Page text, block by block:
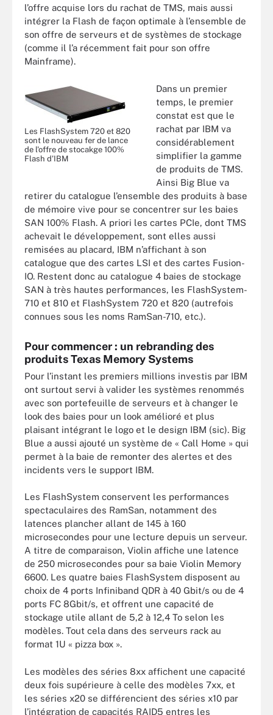
l’offre acquise lors du rachat de TMS, mais aussi
intégrer la Flash de façon optimale à l’ensemble de
son offre de serveurs et de systèmes de stockage
(comme il l’a récemment fait pour son offre
Mainframe).
Les FlashSystem 720 et 820
sont le nouveau fer de lance
de l'offre de stocakge 100%
Flash d'IBM
Dans un premier
temps, le premier
constat est que le
rachat par IBM va
considérablement
simplifier la gamme
de produits de TMS.
Ainsi Big Blue va
retirer du catalogue l’ensemble des produits à base
de mémoire vive pour se concentrer sur les baies
SAN 100% Flash. A priori les cartes PCIe, dont TMS
achevait le développement, sont elles aussi
remisées au placard, IBM n’affichant à son
catalogue que des cartes LSI et des cartes Fusion-
IO. Restent donc au catalogue 4 baies de stockage
SAN à très hautes performances, les FlashSystem-
710 et 810 et FlashSystem 720 et 820 (autrefois
connues sous les noms RamSan-710, etc.).
Pour commencer : un rebranding des
produits Texas Memory Systems
Pour l’instant les premiers millions investis par IBM
ont surtout servi à valider les systèmes renommés
avec son portefeuille de serveurs et à changer le
look des baies pour un look amélioré et plus
plaisant intégrant le logo et le design IBM (sic). Big
Blue a aussi ajouté un système de « Call Home » qui
permet à la baie de remonter des alertes et des
incidents vers le support IBM.
Les FlashSystem conservent les performances
spectaculaires des RamSan, notamment des
latences plancher allant de 145 à 160
microsecondes pour une lecture depuis un serveur.
A titre de comparaison, Violin affiche une latence
de 250 microsecondes pour sa baie Violin Memory
6600. Les quatre baies FlashSystem disposent au
choix de 4 ports Infiniband QDR à 40 Gbit/s ou de 4
ports FC 8Gbit/s, et offrent une capacité de
stockage utile allant de 5,2 à 12,4 To selon les
modèles. Tout cela dans des serveurs rack au
format 1U « pizza box ».
Les modèles des séries 8xx affichent une capacité
deux fois supérieure à celle des modèles 7xx, et
les séries x20 se différencient des séries x10 par
l’intégration de capacités RAID5 entres les